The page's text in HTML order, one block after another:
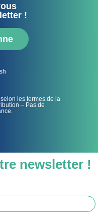
!
les termes de la
– Pas de
newsletter !